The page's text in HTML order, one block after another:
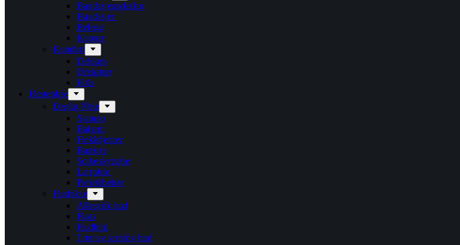
Bandasjeunderlag
Bandasjer
Belegg
Kopper
Komfort
Dekken
Ørehetter
Hals
Hestepleie
Daglig Pleie
Sjampo
Balsam
Flekkfjerner
Barriere
Solbeskyttelse
Lærpleie
Pleietilbehør
Hudpleie
Allergisk hud
Flass
Hudfold
Tørr og sensitiv hud